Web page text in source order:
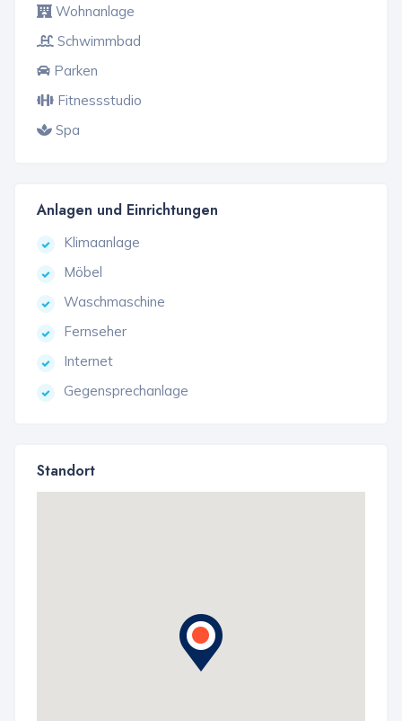
Wohnanlage
Schwimmbad
Parken
Fitnessstudio
Spa
Anlagen und Einrichtungen
Klimaanlage
Möbel
Waschmaschine
Fernseher
Internet
Gegensprechanlage
Standort